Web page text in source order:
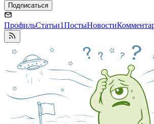
Подписаться
ПрофильСтатьи1ПостыНовости